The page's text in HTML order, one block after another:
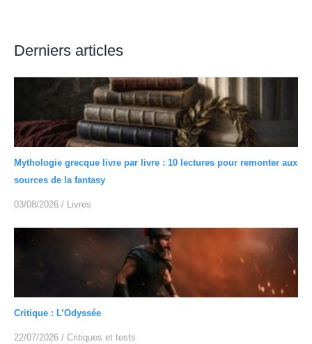
Derniers articles
Mythologie grecque livre par livre : 10 lectures pour remonter aux
sources de la fantasy
03/08/2026 / Livres
Critique : L’Odyssée
22/07/2026 / Critiques et tests